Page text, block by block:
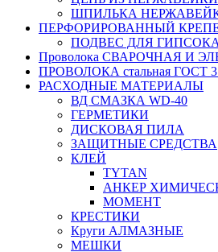
ШПИЛЬКА
ПЕРФОРИРОВАННЫЙ
ПОДВЕС ДЛЯ
Проволока СВАРОЧНАЯ И
ПРОВОЛОКА стальная ГОСТ
РАСХОДНЫЕ МАТЕРИАЛЫ
ВД СМАЗКА WD-40
ГЕРМЕТИКИ
ДИСКОВАЯ ПИЛА
ЗАЩИТНЫЕ СРЕДСТВА
КЛЕЙ
TYTAN
АНКЕР
МОМЕНТ
КРЕСТИКИ
Круги АЛМАЗНЫЕ
МЕШКИ